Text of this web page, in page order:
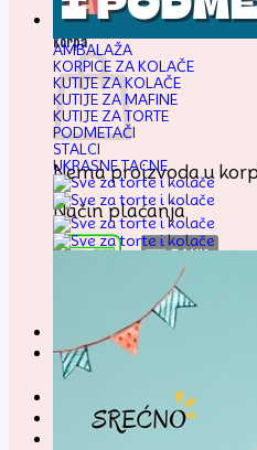
0,00 RSD
Korpa
Nema proizvoda u
Način plaćanja
Pretraga
za:
AMBALAŽA
KORPICE ZA KOLAČE
KUTIJE ZA KOLAČE
KUTIJE ZA MAFINE
KUTIJE ZA TORTE
PODMETAČI
STALCI
UKRASNE TACNE